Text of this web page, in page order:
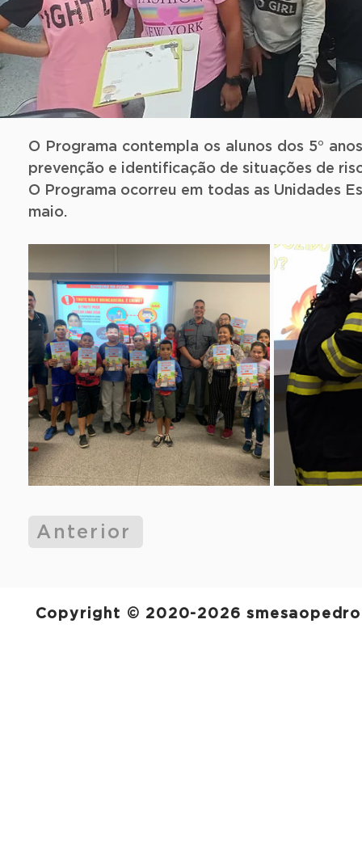
O Programa contempla os alunos dos 5°
prevenção e identificação de situações de
O Programa ocorreu em todas as Unidades
maio.
Anterior
Copyright © 2020-2026